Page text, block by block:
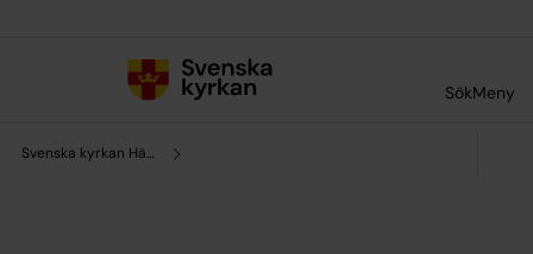
SökMeny
Svenska kyrkan Härnösand